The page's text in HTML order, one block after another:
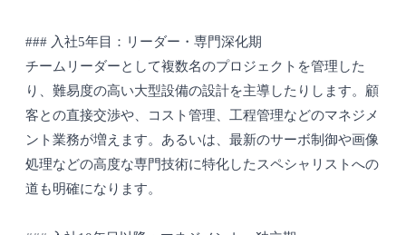
### 入社5年目：リーダー・専門深化期
チームリーダーとして複数名のプロジェクトを管理した
り、難易度の高い大型設備の設計を主導したりします。顧
客との直接交渉や、コスト管理、工程管理などのマネジメ
ント業務が増えます。あるいは、最新のサーボ制御や画像
処理などの高度な専門技術に特化したスペシャリストへの
道も明確になります。